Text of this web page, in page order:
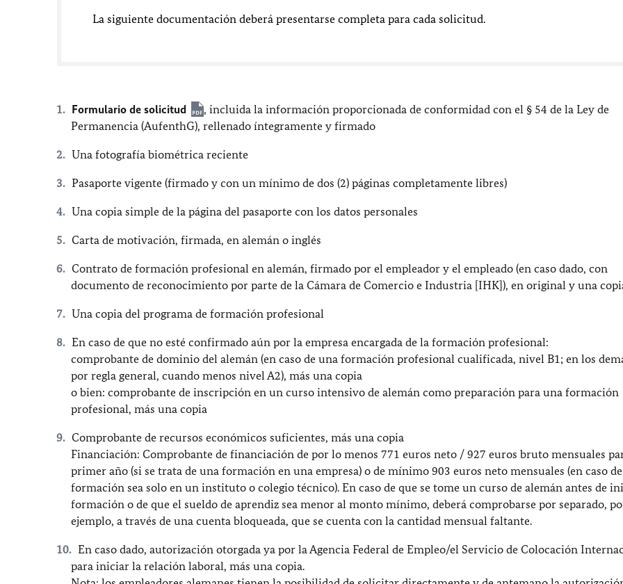
La siguiente documentación deberá presentarse completa para cada solicitud.
Formulario de solicitud
, incluida la información proporcionada de conformidad con el § 54 de la Ley de
Permanencia (AufenthG), rellenado íntegramente y firmado
Una fotografía biométrica reciente
Pasaporte vigente (firmado y con un mínimo de dos (2) páginas completamente libres)
Una copia simple de la página del pasaporte con los datos personales
Carta de motivación, firmada, en alemán o inglés
Contrato de formación profesional en alemán, firmado por el empleador y el empleado (en caso dado, con
documento de reconocimiento por parte de la Cámara de Comercio e Industria [IHK]), en original y una
Una copia del programa de formación profesional
En caso de que no esté confirmado aún por la empresa encargada de la formación profesional:
comprobante de dominio del alemán (en caso de una formación profesional cualificada, nivel B1; en los
por regla general, cuando menos nivel A2), más una copia
o bien: comprobante de inscripción en un curso intensivo de alemán como preparación para una formación
profesional, más una copia
Comprobante de recursos económicos suficientes, más una copia
Financiación: Comprobante de financiación de por lo menos 771 euros neto / 927 euros bruto mensuales
primer año (si se trata de una formación en una empresa) o de mínimo 903 euros neto mensuales (en caso
formación sea solo en un instituto o colegio técnico). En caso de que se tome un curso de alemán antes de
formación o de que el sueldo de aprendiz sea menor al monto mínimo, deberá comprobarse por separado,
ejemplo, a través de una cuenta bloqueada, que se cuenta con la cantidad mensual faltante.
En caso dado, autorización otorgada ya por la Agencia Federal de Empleo/el Servicio de Colocación
para iniciar la relación laboral, más una copia.